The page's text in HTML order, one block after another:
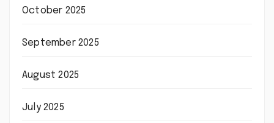
October 2025
September 2025
August 2025
July 2025